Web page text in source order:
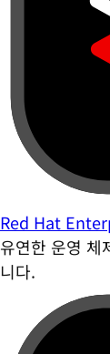
Red Hat
유연한 운영 체
니다.